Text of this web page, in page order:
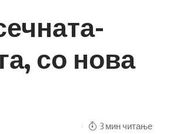
со нова
3 мин читање